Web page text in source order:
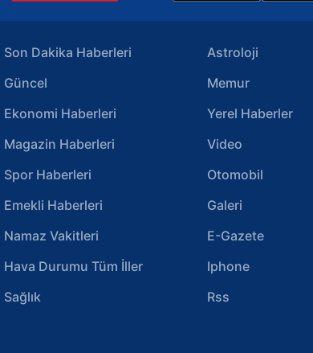
Son Dakika Haberleri
Güncel
Ekonomi Haberleri
Magazin Haberleri
Spor Haberleri
Emekli Haberleri
Namaz Vakitleri
Hava Durumu Tüm İller
Sağlık
Astroloji
Memur
Yerel Haberler
Video
Otomobil
Galeri
E-Gazete
Iphone
Rss